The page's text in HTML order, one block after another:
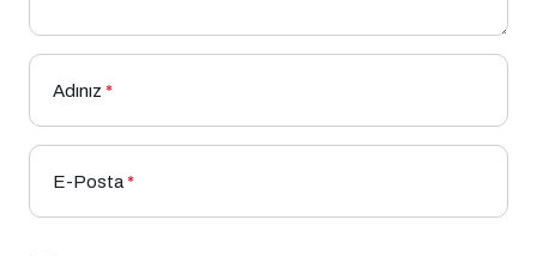
Adınız *
E-Posta*